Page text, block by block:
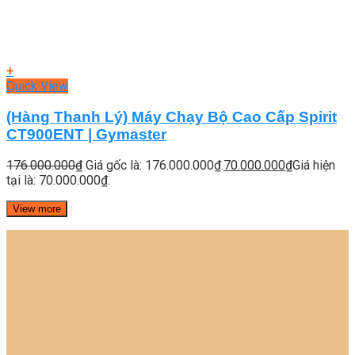
+
Quick View
(Hàng Thanh Lý) Máy Chạy Bộ Cao Cấp Spirit
CT900ENT | Gymaster
176.000.000₫ Giá gốc là: 176.000.000₫.70.000.000₫Giá hiện
tại là: 70.000.000₫.
View more